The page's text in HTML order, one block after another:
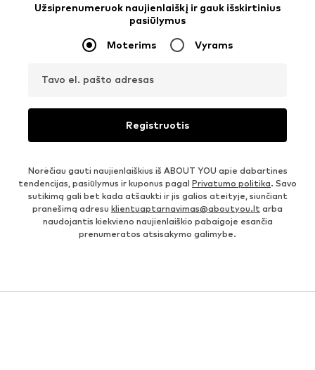
Užsiprenumeruok naujienlaiškį ir gauk išskirtinius
pasiūlymus
Moterims Vyrams
Tavo el. pašto adresas
Registruotis
Norėčiau gauti naujienlaiškius iš ABOUT YOU apie dabartines
tendencijas, pasiūlymus ir kuponus pagal Privatumo politika. Savo
sutikimą gali bet kada atšaukti ir jis galios ateityje, siunčiant
pranešimą adresu klientuaptarnavimas@aboutyou.lt arba
naudojantis kiekvieno naujienlaiškio pabaigoje esančia
prenumeratos atsisakymo galimybe.